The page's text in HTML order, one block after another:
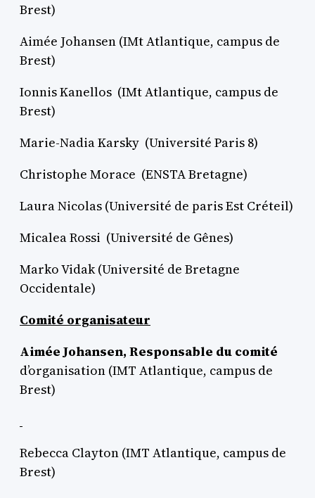
Brest)
Aimée Johansen (IMt Atlantique, campus de
Brest)
Ionnis Kanellos (IMt Atlantique, campus de
Brest)
Marie-Nadia Karsky (Université Paris 8)
Christophe Morace (ENSTA Bretagne)
Laura Nicolas (Université de paris Est Créteil)
Micalea Rossi (Université de Gênes)
Marko Vidak (Université de Bretagne
Occidentale)
Comité organisateur
Aimée Johansen, Responsable du comité
d’organisation (IMT Atlantique, campus de
Brest)
Rebecca Clayton (IMT Atlantique, campus de
Brest)